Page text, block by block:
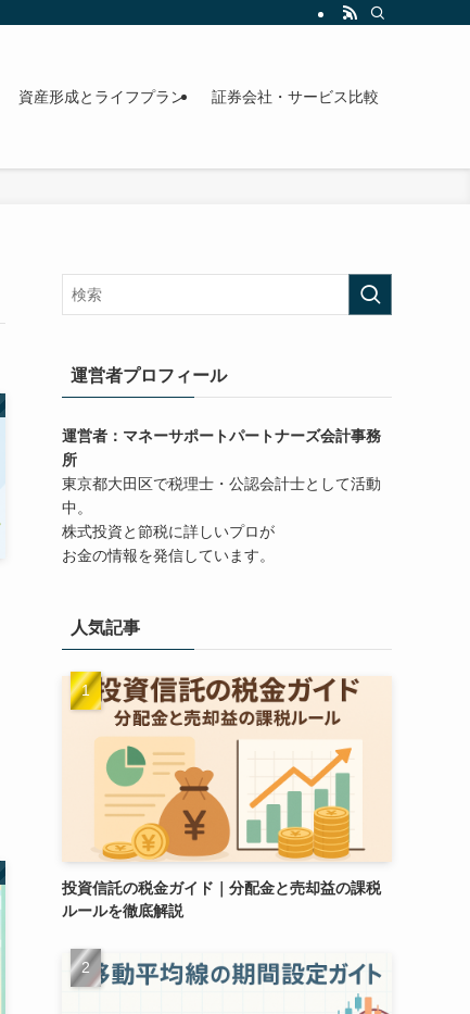
資産形成とライフプラン 証券会社・サービス比較
運営者プロフィール
運営者：マネーサポートパートナーズ会計事務
所
東京都大田区で税理士・公認会計士として活動
中。
株式投資と節税に詳しいプロが
お金の情報を発信しています。
人気記事
投資信託の税金ガイド｜分配金と売却益の課税
ルールを徹底解説